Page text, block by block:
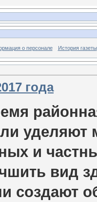
о персонале История газеты
года
и
вид
создают